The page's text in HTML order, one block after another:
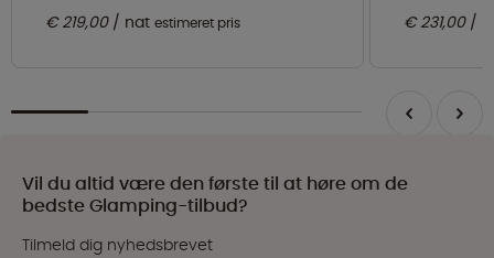
€ 219,00 nat estimeret pris € 231,00
Vil du altid være den første til at høre om de
bedste Glamping-tilbud?
Tilmeld dig nyhedsbrevet